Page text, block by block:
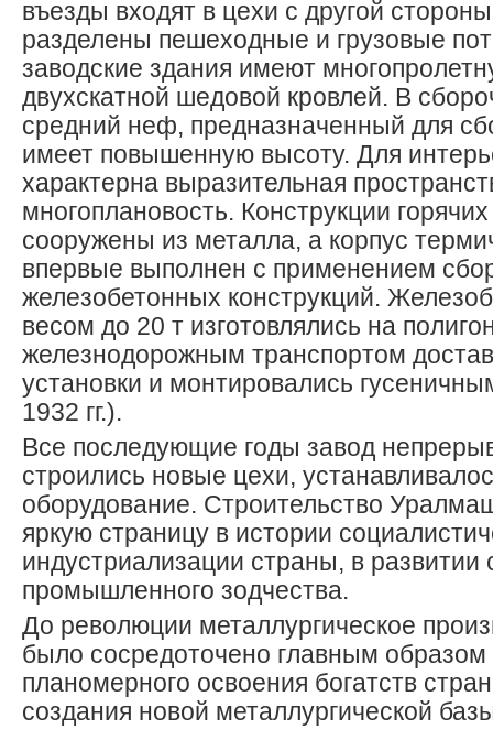
въезды входят в цехи с другой
разделены пешеходные и грузовые
заводские здания имеют
двухскатной шедовой кровлей. В
средний неф, предназначенный для
имеет повышенную высоту. Для
характерна выразительная
многоплановость. Конструкции
сооружены из металла, а корпус
впервые выполнен с применением
железобетонных конструкций.
весом до 20 т изготовлялись на
железнодорожным транспортом
установки и монтировались
1932 гг.).
Все последующие годы завод
строились новые цехи,
оборудование. Строительство
яркую страницу в истории
индустриализации страны, в развитии
промышленного зодчества.
До революции металлургическое
было сосредоточено главным
планомерного освоения богатств
создания новой металлургической